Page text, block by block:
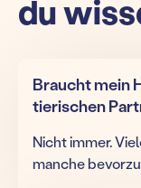
du
Braucht mein
tierischen
Nicht immer.
manche